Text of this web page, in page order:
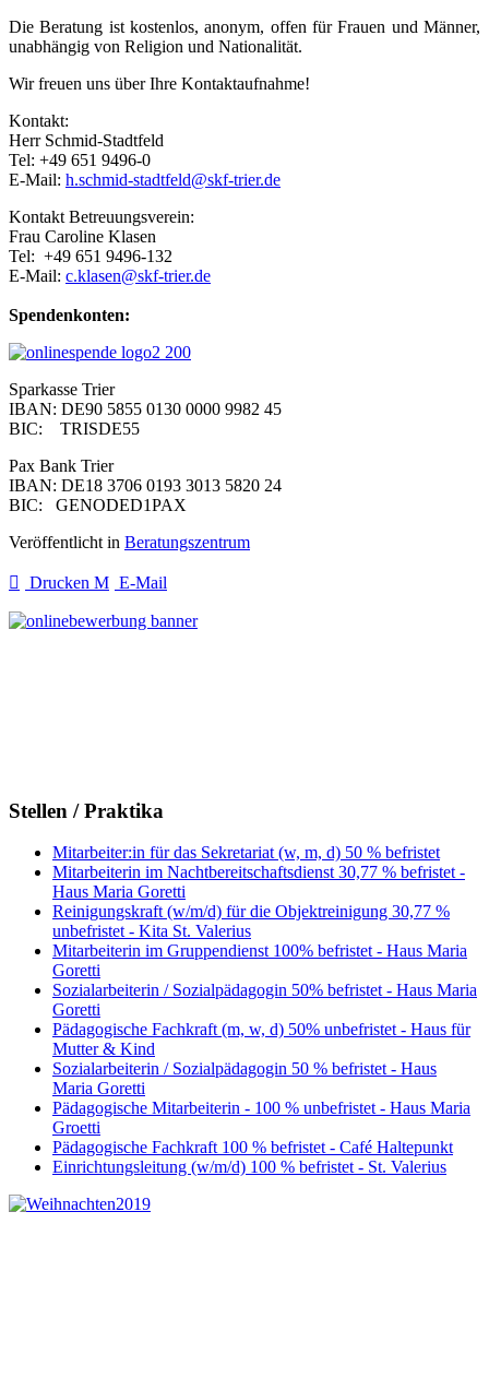
Die Beratung ist kostenlos, anonym, offen für Frauen und Männer,
unabhängig von Religion und Nationalität.
Wir freuen uns über Ihre Kontaktaufnahme!
Kontakt:
Herr Schmid-Stadtfeld
Tel: +49 651 9496-0
E-Mail: h.schmid-stadtfeld@skf-trier.de
Kontakt Betreuungsverein:
Frau Caroline Klasen
Tel: +49 651 9496-132
E-Mail: c.klasen@skf-trier.de
Spendenkonten:
Sparkasse Trier
IBAN: DE90 5855 0130 0000 9982 45
BIC: TRISDE55
Pax Bank Trier
IBAN: DE18 3706 0193 3013 5820 24
BIC: GENODED1PAX
Veröffentlicht in Beratungszentrum
Drucken E-Mail
Stellen / Praktika
Mitarbeiter:in für das Sekretariat (w, m, d) 50 % befristet
Mitarbeiterin im Nachtbereitschaftsdienst 30,77 % befristet -
Haus Maria Goretti
Reinigungskraft (w/m/d) für die Objektreinigung 30,77 %
unbefristet - Kita St. Valerius
Mitarbeiterin im Gruppendienst 100% befristet - Haus Maria
Goretti
Sozialarbeiterin / Sozialpädagogin 50% befristet - Haus Maria
Goretti
Pädagogische Fachkraft (m, w, d) 50% unbefristet - Haus für
Mutter & Kind
Sozialarbeiterin / Sozialpädagogin 50 % befristet - Haus
Maria Goretti
Pädagogische Mitarbeiterin - 100 % unbefristet - Haus Maria
Groetti
Pädagogische Fachkraft 100 % befristet - Café Haltepunkt
Einrichtungsleitung (w/m/d) 100 % befristet - St. Valerius